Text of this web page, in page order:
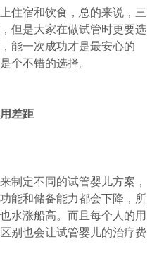
住宿和饮食，总的来说，三
但是大家在做试管时更要选
能一次成功才是最安心的
个不错的选择。
差距
制定不同的试管婴儿方案，
能和储备能力都会下降，所
水涨船高。而且每个人的用
别也会让试管婴儿的治疗费